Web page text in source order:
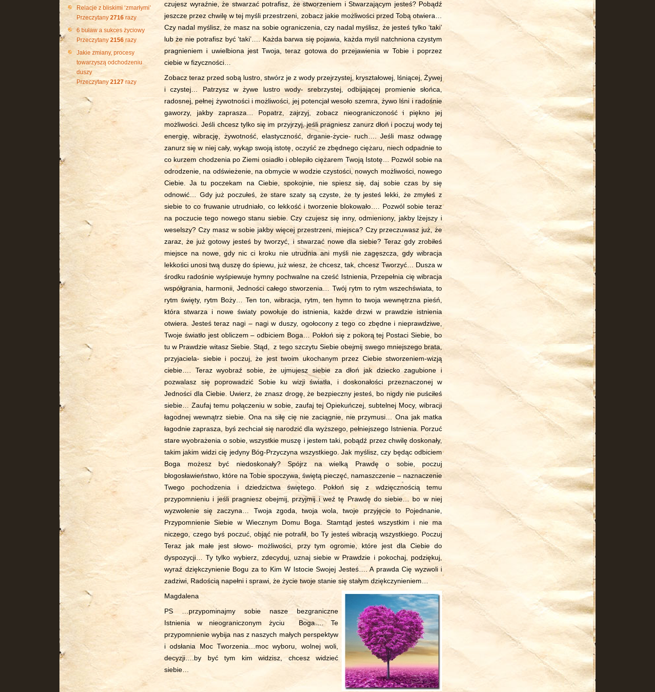
Relacje z bliskimi ‘zmarłymi’
Przeczytany 2716 razy
6 buław a sukces życiowy
Przeczytany 2156 razy
Jakie zmiany, procesy
towarzyszą odchodzeniu
duszy
Przeczytany 2127 razy
czujesz wyraźnie, że stwarzać potrafisz, że stworzeniem i Stwarzającym jesteś? Pobądź
jeszcze przez chwilę w tej myśli przestrzeni, zobacz jakie możliwości przed Tobą otwiera…
Czy nadal myślisz, że masz na sobie ograniczenia, czy nadal myślisz, że jesteś tylko ‘taki’
lub że nie potrafisz być ‘taki’…. Każda barwa się pojawia, każda myśl natchniona czystym
pragnieniem i uwielbiona jest Twoja, teraz gotowa do przejawienia w Tobie i poprzez
ciebie w fizyczności…
Zobacz teraz przed sobą lustro, stwórz je z wody przejrzystej, kryształowej, lśniącej, Żywej
i czystej… Patrzysz w żywe lustro wody- srebrzystej, odbijającej promienie słońca,
radosnej, pełnej żywotności i możliwości, jej potencjał wesoło szemra, żywo lśni i radośnie
gaworzy, jakby zaprasza… Popatrz, zajrzyj, zobacz nieograniczoność i piękno jej
możliwości. Jeśli chcesz tylko się im przyjrzyj, jeśli pragniesz zanurz dłoń i poczuj wody tej
energię, wibrację, żywotność, elastyczność, drganie-życie- ruch…. Jeśli masz odwagę
zanurz się w niej cały, wykąp swoją istotę, oczyść ze zbędnego ciężaru, niech odpadnie to
co kurzem chodzenia po Ziemi osiadło i oblepiło ciężarem Twoją Istotę… Pozwól sobie na
odrodzenie, na odświeżenie, na obmycie w wodzie czystości, nowych możliwości, nowego
Ciebie. Ja tu poczekam na Ciebie, spokojnie, nie spiesz się, daj sobie czas by się
odnowić… Gdy już poczułeś, że stare szaty są czyste, że ty jesteś lekki, że zmyłeś z
siebie to co fruwanie utrudniało, co lekkość i tworzenie blokowało…. Pozwól sobie teraz
na poczucie tego nowego stanu siebie. Czy czujesz się inny, odmieniony, jakby lżejszy i
weselszy? Czy masz w sobie jakby więcej przestrzeni, miejsca? Czy przeczuwasz już, że
zaraz, że już gotowy jesteś by tworzyć, i stwarzać nowe dla siebie? Teraz gdy zrobiłeś
miejsce na nowe, gdy nic ci kroku nie utrudnia ani myśli nie zagęszcza, gdy wibracja
lekkości unosi twą duszę do śpiewu, już wiesz, że chcesz, tak, chcesz Tworzyć… Dusza w
środku radośnie wyśpiewuje hymny pochwalne na cześć Istnienia, Przepełnia cię wibracja
współgrania, harmonii, Jedności całego stworzenia… Twój rytm to rytm wszechświata, to
rytm święty, rytm Boży… Ten ton, wibracja, rytm, ten hymn to twoja wewnętrzna pieśń,
która stwarza i nowe światy powołuje do istnienia, każde drzwi w prawdzie istnienia
otwiera. Jesteś teraz nagi – nagi w duszy, ogołocony z tego co zbędne i nieprawdziwe,
Twoje światło jest obliczem – odbiciem Boga… Pokłoń się z pokorą tej Postaci Siebie, bo
tu w Prawdzie witasz Siebie. Stąd, z tego szczytu Siebie obejmij swego mniejszego brata,
przyjaciela- siebie i poczuj, że jest twoim ukochanym przez Ciebie stworzeniem-wizją
ciebie…. Teraz wyobraź sobie, że ujmujesz siebie za dłoń jak dziecko zagubione i
pozwalasz się poprowadzić Sobie ku wizji światła, i doskonałości przeznaczonej w
Jedności dla Ciebie. Uwierz, że znasz drogę, że bezpieczny jesteś, bo nigdy nie puściłeś
siebie… Zaufaj temu połączeniu w sobie, zaufaj tej Opiekuńczej, subtelnej Mocy, wibracji
łagodnej wewnątrz siebie. Ona na siłę cię nie zaciągnie, nie przymusi… Ona jak matka
łagodnie zaprasza, byś zechciał się narodzić dla wyższego, pełniejszego Istnienia. Porzuć
stare wyobrażenia o sobie, wszystkie muszę i jestem taki, pobądź przez chwilę doskonały,
takim jakim widzi cię jedyny Bóg-Przyczyna wszystkiego. Jak myślisz, czy będąc odbiciem
Boga możesz być niedoskonały? Spójrz na wielką Prawdę o sobie, poczuj
błogosławieństwo, które na Tobie spoczywa, świętą pieczęć, namaszczenie – naznaczenie
Twego pochodzenia i dziedzictwa świętego. Pokłoń się z wdzięcznością temu
przypomnieniu i jeśli pragniesz obejmij, przyjmij i weź tę Prawdę do siebie… bo w niej
wyzwolenie się zaczyna… Twoja zgoda, twoja wola, twoje przyjęcie to Pojednanie,
Przypomnienie Siebie w Wiecznym Domu Boga. Stamtąd jesteś wszystkim i nie ma
niczego, czego byś poczuć, objąć nie potrafił, bo Ty jesteś wibracją wszystkiego. Poczuj
Teraz jak małe jest słowo- możliwości, przy tym ogromie, które jest dla Ciebie do
dyspozycji… Ty tylko wybierz, zdecyduj, uznaj siebie w Prawdzie i pokochaj, podziękuj,
wyraź dziękczynienie Bogu za to Kim W Istocie Swojej Jesteś…. A prawda Cię wyzwoli i
zadziwi, Radością napełni i sprawi, że życie twoje stanie się stałym dziękczynieniem…
Magdalena
PS …przypominajmy sobie nasze bezgraniczne
Istnienia w nieograniczonym życiu Boga…. Te
przypomnienie wybija nas z naszych małych perspektyw
i odsłania Moc Tworzenia…moc wyboru, wolnej woli,
decyzji….by być tym kim widzisz, chcesz widzieć
siebie…